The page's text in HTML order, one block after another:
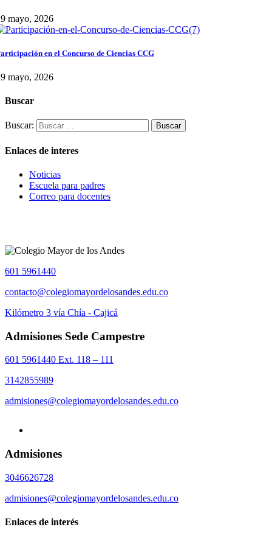
mayo, 2026
en el Concurso de Ciencias CCG
mayo, 2026
Buscar
Buscar:
Enlaces de interes
Noticias
Escuela para padres
Correo para docentes
601 5961440
contacto@colegiomayordelosandes.edu.co
Kilómetro 3 vía Chía - Cajicá
Admisiones Sede Campestre
601 5961440 Ext. 118 – 111
3142855989
admisiones@colegiomayordelosandes.edu.co
Admisiones
3046626728
admisiones@colegiomayordelosandes.edu.co
Enlaces de interés